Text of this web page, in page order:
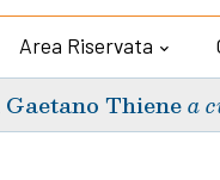
Area Riservata
Gaetano Thiene a